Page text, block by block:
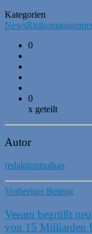
Kategorien
News
0
0
x geteilt
Autor
redaktiontsolkas
Vorheriger Beitrag
Veeam begrüßt
von 15 Milliarden